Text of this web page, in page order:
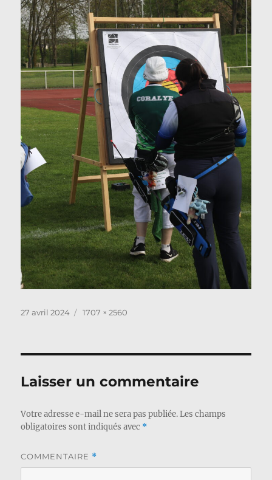
Publié
27 avril 2024
Taille
1707 × 2560
Laisser un commentaire
Votre adresse e-mail ne sera pas publiée. Les champs
obligatoires sont indiqués avec *
COMMENTAIRE *